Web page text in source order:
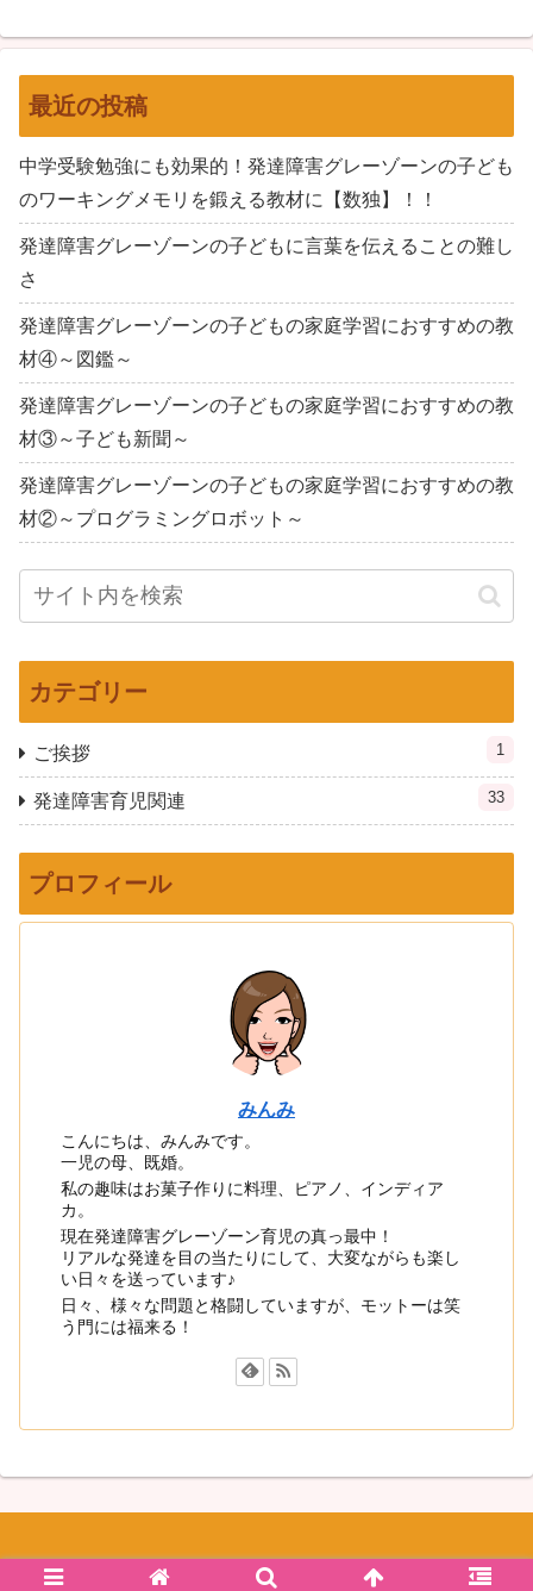
最近の投稿
中学受験勉強にも効果的！発達障害グレーゾーンの子ども
のワーキングメモリを鍛える教材に【数独】！！
発達障害グレーゾーンの子どもに言葉を伝えることの難し
さ
発達障害グレーゾーンの子どもの家庭学習におすすめの教
材④～図鑑～
発達障害グレーゾーンの子どもの家庭学習におすすめの教
材③～子ども新聞～
発達障害グレーゾーンの子どもの家庭学習におすすめの教
材②～プログラミングロボット～
カテゴリー
ご挨拶 1
発達障害育児関連 33
プロフィール
みんみ
こんにちは、みんみです。
一児の母、既婚。
私の趣味はお菓子作りに料理、ピアノ、インディア
カ。
現在発達障害グレーゾーン育児の真っ最中！
リアルな発達を目の当たりにして、大変ながらも楽し
い日々を送っています♪
日々、様々な問題と格闘していますが、モットーは笑
う門には福来る！
© 2019 笑う門には福が来るブログ.